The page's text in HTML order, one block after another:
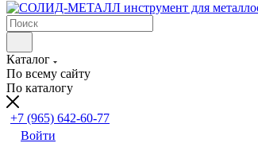
Каталог
По всему сайту
По каталогу
+7 (965) 642-60-77
Войти